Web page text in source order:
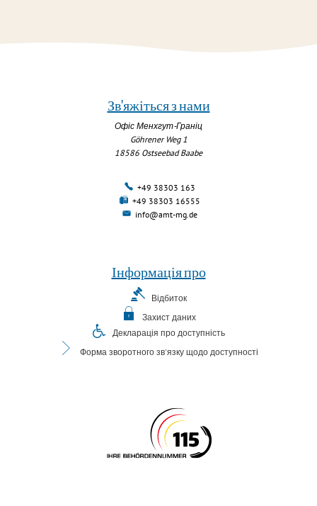
Зв'яжіться з нами
Офіс Менхгут-Граніц
Göhrener Weg 1
18586 Ostseebad Baabe
+49 38303 163
+49 38303 16555
info@amt-mg.de
Інформація про
Відбиток
Захист даних
Декларація про доступність
Форма зворотного зв'язку щодо доступності